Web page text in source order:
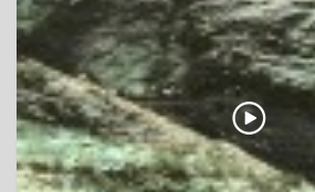
164880 Nézetek